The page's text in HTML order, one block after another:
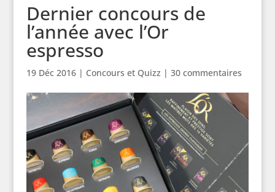
Dernier concours de
l’année avec l’Or
espresso
19 Déc 2016| Concours et Quizz | 30 commentaires